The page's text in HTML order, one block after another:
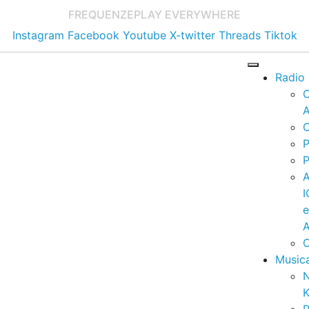
FREQUENZEPLAY EVERYWHERE
Instagram Facebook Youtube X-twitter Threads Tiktok
Radio
e